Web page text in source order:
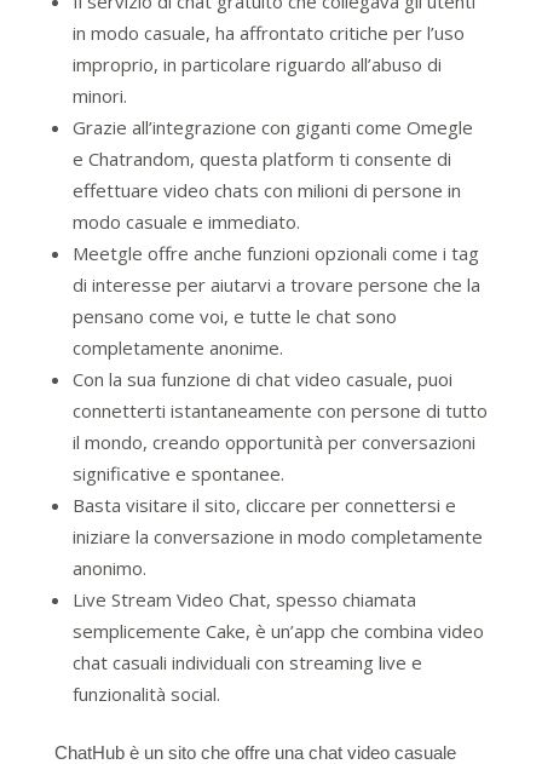
in modo casuale, ha affrontato critiche per l’uso
improprio, in particolare riguardo all’abuso di
minori.
Grazie all’integrazione con giganti come Omegle
e Chatrandom, questa platform ti consente di
effettuare video chats con milioni di persone in
modo casuale e immediato.
Meetgle offre anche funzioni opzionali come i tag
di interesse per aiutarvi a trovare persone che la
pensano come voi, e tutte le chat sono
completamente anonime.
Con la sua funzione di chat video casuale, puoi
connetterti istantaneamente con persone di tutto
il mondo, creando opportunità per conversazioni
significative e spontanee.
Basta visitare il sito, cliccare per connettersi e
iniziare la conversazione in modo completamente
anonimo.
Live Stream Video Chat, spesso chiamata
semplicemente Cake, è un’app che combina video
chat casuali individuali con streaming live e
funzionalità social.
ChatHub è un sito che offre una chat video casuale